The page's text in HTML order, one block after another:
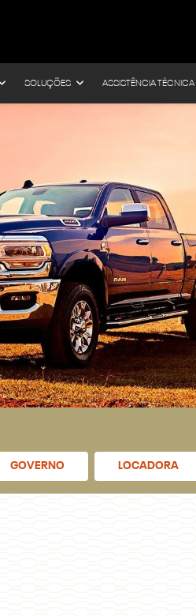
SOLUÇÕES ASSISTÊNCIA TÉCNICA
GOVERNO LOCADORA